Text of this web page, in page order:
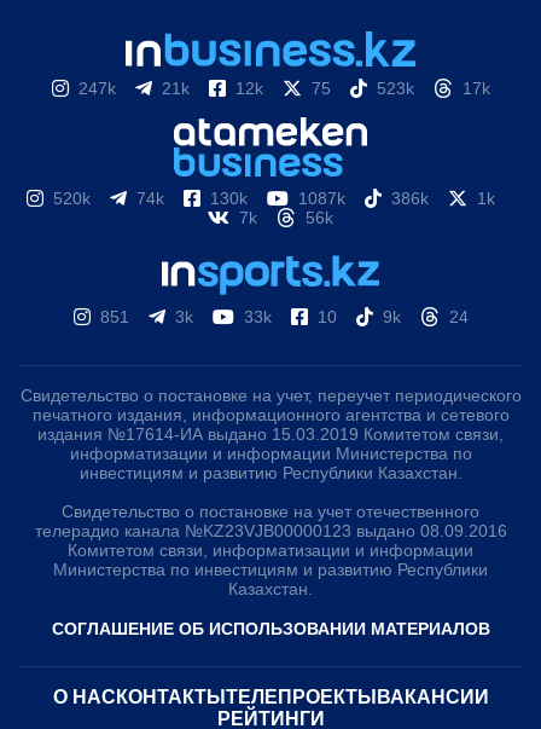
247k 21k 12k 75 523k 17k
520k 74k 130k 1087k 386k
1k
7k
56k
851 3k 33k 10 9k 24
Свидетельство о постановке на учет, переучет периодического
печатного издания, информационного агентства и сетевого
издания №17614-ИА выдано 15.03.2019 Комитетом связи,
информатизации и информации Министерства по
инвестициям и развитию Республики Казахстан.
Свидетельство о постановке на учет отечественного
телерадио канала №KZ23VJB00000123 выдано 08.09.2016
Комитетом связи, информатизации и информации
Министерства по инвестициям и развитию Республики
Казахстан.
СОГЛАШЕНИЕ ОБ ИСПОЛЬЗОВАНИИ МАТЕРИАЛОВ
О НАС КОНТАКТЫ ТЕЛЕПРОЕКТЫ ВАКАНСИИ
РЕЙТИНГИ